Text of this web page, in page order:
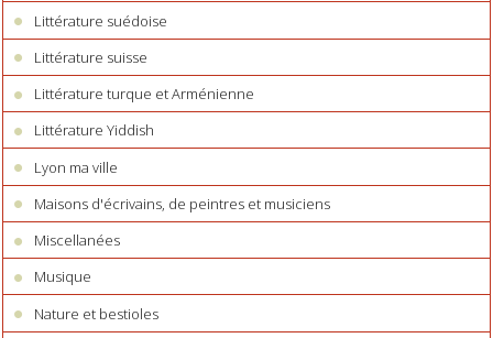
Littérature suédoise
Littérature suisse
Littérature turque et Arménienne
Littérature Yiddish
Lyon ma ville
Maisons d'écrivains, de peintres et musiciens
Miscellanées
Musique
Nature et bestioles